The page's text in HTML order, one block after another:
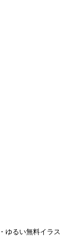
ゆるい無料イラス